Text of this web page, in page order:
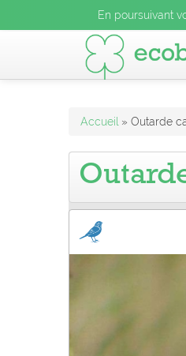
En
En poursuivant
En poursuivant votre
Accueil » Outarde